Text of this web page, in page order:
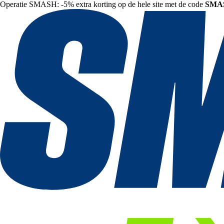
Operatie SMASH: -5% extra korting op de hele site met de code